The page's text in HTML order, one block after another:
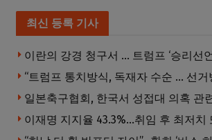
최신 등록 기사
이란의 강경 청구서 … 트럼프 ‘승리선
“트럼프 통치방식, 독재자 수순 … 선거
일본축구협회, 한국서 성접대 의혹 관
이재명 지지율 43.3%…취임 후 최저치